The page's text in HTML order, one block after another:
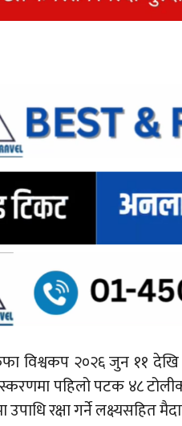
विश्वकप २०२६ जुन ११
पहिलो पटक ४८
रक्षा गर्ने लक्ष्यसहित